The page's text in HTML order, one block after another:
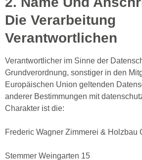
Die Verarbeitung
Verantwortlichen
Verantwortlicher im Sinne der
Grundverordnung, sonstiger in den
Europäischen Union geltenden
anderer Bestimmungen mit
Charakter ist die:
Frederic Wagner Zimmerei & Holzbau
Stemmer Weingarten 15